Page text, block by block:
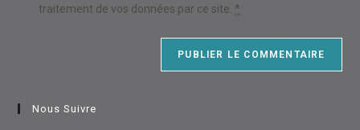
traitement de vos données par ce site. *
Nous Suivre